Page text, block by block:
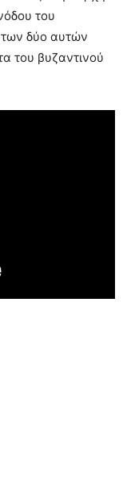
του
των δύο αυτών
του βυζαντινού